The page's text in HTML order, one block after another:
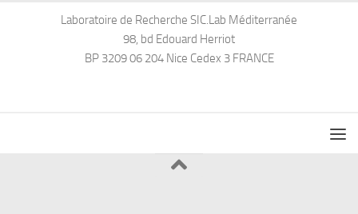
Laboratoire de Recherche SIC.Lab Méditerranée
98, bd Edouard Herriot
BP 3209 06 204 Nice Cedex 3 FRANCE